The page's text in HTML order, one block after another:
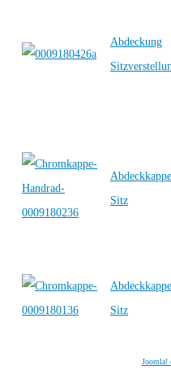
Abdeckung
Sitz
Sitz
Joomla!